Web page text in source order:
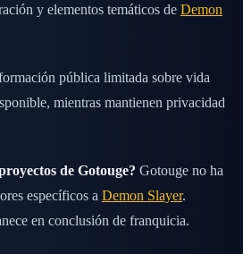
y elementos temáticos de Demon
pública limitada sobre vida
mientras mantienen privacidad
de Gotouge? Gotouge no ha
específicos a Demon Slayer.
en conclusión de franquicia.